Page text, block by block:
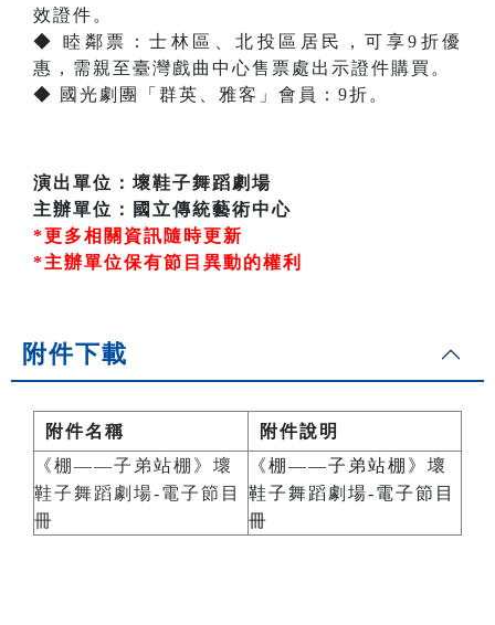
效證件。
◆ 睦鄰票：士林區、北投區居民，可享9折優
惠，需親至臺灣戲曲中心售票處出示證件購買。
◆ 國光劇團「群英、雅客」會員：9折。
演出單位：壞鞋子舞蹈劇場
主辦單位：國立傳統藝術中心
*更多相關資訊隨時更新
*主辦單位保有節目異動的權利
附件下載
附件名稱
附件說明
《棚——子弟站棚》壞
鞋子舞蹈劇場-電子節目
冊
《棚——子弟站棚》壞
鞋子舞蹈劇場-電子節目
冊